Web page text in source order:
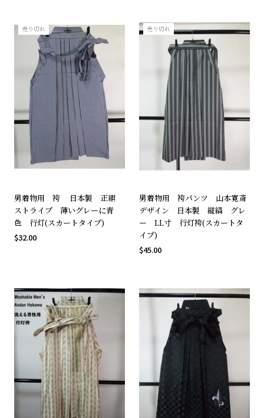
売り切れ
男着物用 袴 日本製 正絹
ストライプ 薄いグレーに青
色 行灯(スカートタイプ)
$32.00
売り切れ
男着物用 袴パンツ 山本寛斎
デザイン 日本製 縦縞 グレ
ー LL寸 行灯袴(スカートタ
イプ)
$45.00